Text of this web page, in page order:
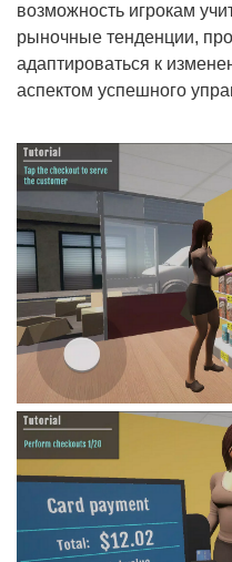
возможность игрокам
рыночные тенденции,
адаптироваться к
аспектом успешного